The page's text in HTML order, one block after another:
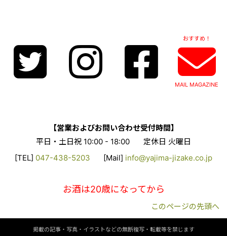
おすすめ！
MAIL MAGAZINE
【営業およびお問い合わせ受付時間】
平日・土日祝 10:00 - 18:00
定休日 火曜日
[TEL] 047-438-5203 [Mail] info@yajima-jizake.co.jp
お酒は20歳になってから
このページの先頭へ
掲載の記事・写真・イラストなどの無断複写・転載等を禁じます